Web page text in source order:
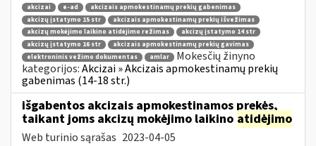
akcizai e-ad
akcizais apmokestinamų prekių gabenimas
akcizų įstatymo 15 str
akcizais apmokestinamų prekių išvežimas
akcizų mokėjimo laikino atidėjimo režimas
akcizų įstatymo 14 str
akcizų įstatymo 16 str
akcizais apmokestinamų prekių gavimas
elektroninis vežimo dokumentas
amlar
Mokesčių žinyno
kategorijos:Akcizai » Akcizais apmokestinamų prekių
gabenimas (14-18 str.)
išgabentos akcizais apmokestinamos prekės,
taikant joms akcizų mokėjimo laikino atidėjimo
Web turinio sąrašas 2023-04-05